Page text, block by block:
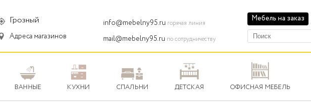
Грозный
Адреса магазинов
info@mebelny95.ru горячая линия
mail@mebelny95.ru по сотрудничеству
Мебель на заказ
ВАННЫЕ КУХНИ СПАЛЬНИ ДЕТСКАЯ ОФИСНАЯ МЕБЕЛЬ